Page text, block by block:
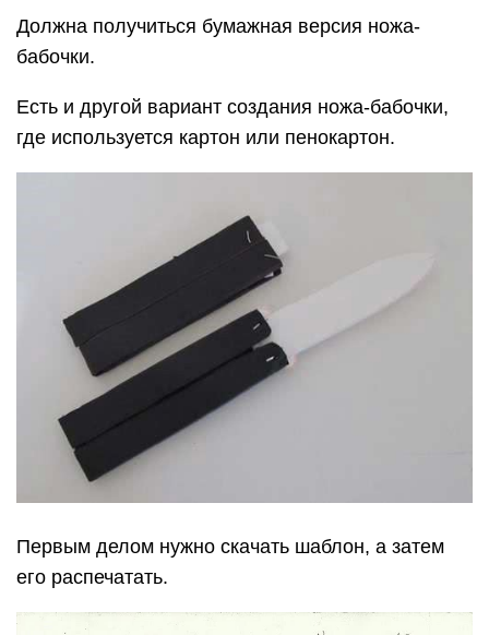
Должна получиться бумажная версия ножа-
бабочки.
Есть и другой вариант создания ножа-бабочки,
где используется картон или пенокартон.
Первым делом нужно скачать шаблон, а затем
его распечатать.